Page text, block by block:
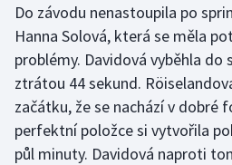
Stolní tenis
Triatlon
Veslování
Vodní slalom
Do závodu nenastoupila po
Hanna Solová, která se měla
problémy. Davidová vyběhla do
ztrátou 44 sekund.
začátku, že se nachází v dobré
perfektní položce si vytvořila
půl minuty. Davidová naproti